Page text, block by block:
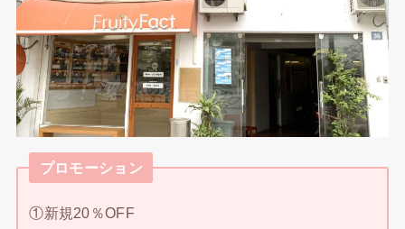
プロモーション
①新規20％OFF